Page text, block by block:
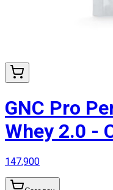
GNC Pro
Whey 2.0 -
147,900